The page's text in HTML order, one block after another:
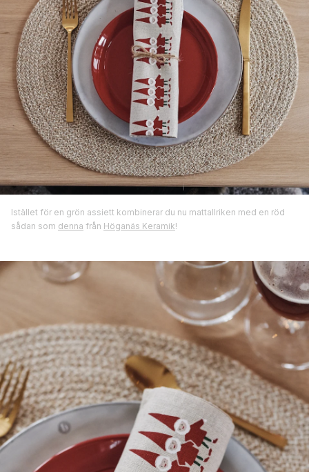
Istället för en grön assiett kombinerar du nu mattallriken med en röd
sådan som denna från Höganäs Keramik!